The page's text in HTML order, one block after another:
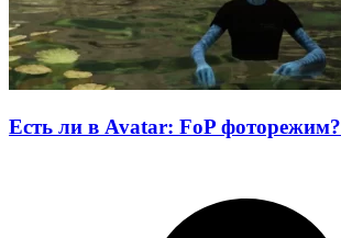
Есть ли в Avatar: FoP фоторежим?